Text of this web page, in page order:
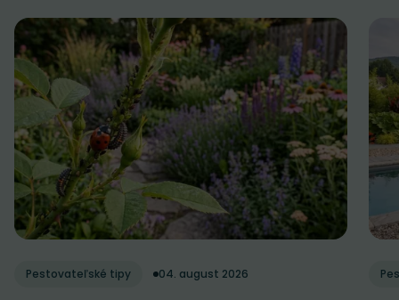
Pestovateľské tipy 04. august 2026